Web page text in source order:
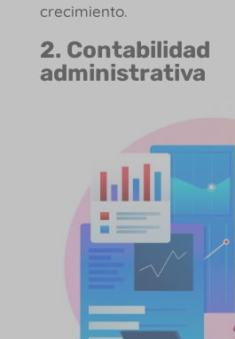
crecimiento.
2. Contabilidad
administrativa